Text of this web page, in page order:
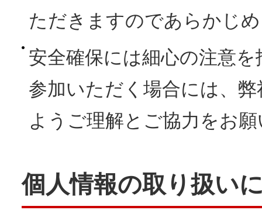
ただきますのであらかじ
安全確保には細心の注意
参加いただく場合には、
ようご理解とご協力をお
個人情報の取り扱い